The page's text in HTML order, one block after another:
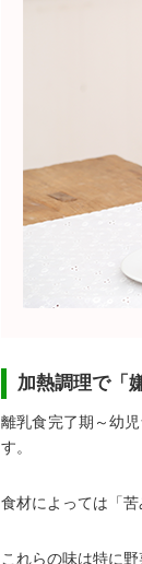
加熱調理で「
離乳食完了期～幼
す。
食材によっては「
これらの味は特に